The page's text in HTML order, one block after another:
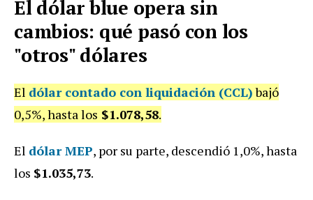
El dólar blue opera sin
cambios: qué pasó con los
"otros" dólares
El dólar contado con liquidación (CCL)bajó
0,5%, hasta los $1.078,58.
El dólar MEP, por su parte, descendió 1,0%, hasta
los $1.035,73.